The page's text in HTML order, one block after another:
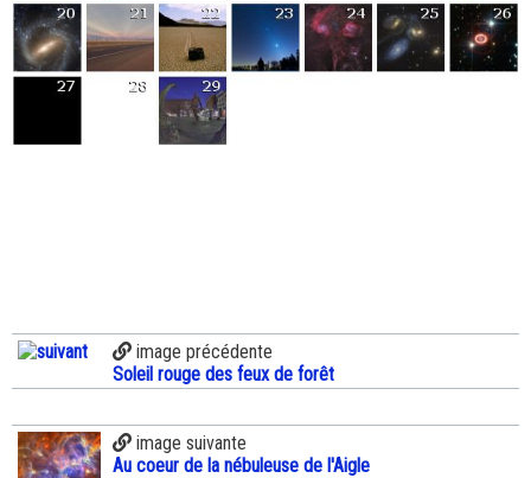
image précédente
Soleil rouge des feux de forêt
image suivante
Au coeur de la nébuleuse de l'Aigle